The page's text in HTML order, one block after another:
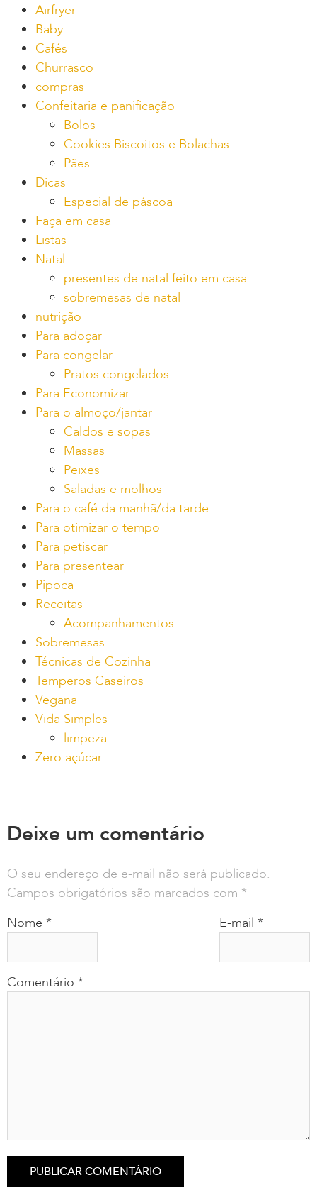
Airfryer
Baby
Cafés
Churrasco
compras
Confeitaria e panificação
Bolos
Cookies Biscoitos e Bolachas
Pães
Dicas
Especial de páscoa
Faça em casa
Listas
Natal
presentes de natal feito em casa
sobremesas de natal
nutrição
Para adoçar
Para congelar
Pratos congelados
Para Economizar
Para o almoço/jantar
Caldos e sopas
Massas
Peixes
Saladas e molhos
Para o café da manhã/da tarde
Para otimizar o tempo
Para petiscar
Para presentear
Pipoca
Receitas
Acompanhamentos
Sobremesas
Técnicas de Cozinha
Temperos Caseiros
Vegana
Vida Simples
limpeza
Zero açúcar
Deixe um comentário
O seu endereço de e-mail não será publicado.
Campos obrigatórios são marcados com *
Comentário *
Nome * E-mail *